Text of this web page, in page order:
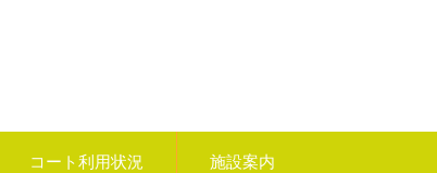
コート利用状況 施設案内